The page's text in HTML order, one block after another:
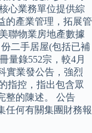
心業務單位提供綜
的產業管理，拓展管
聯物業房地產數據
二手居屋(包括已補
量錄552宗，較4月
實業發公告，強烈
指控，指出包含眾
整的陳述。 公告
任何有關集團財務報